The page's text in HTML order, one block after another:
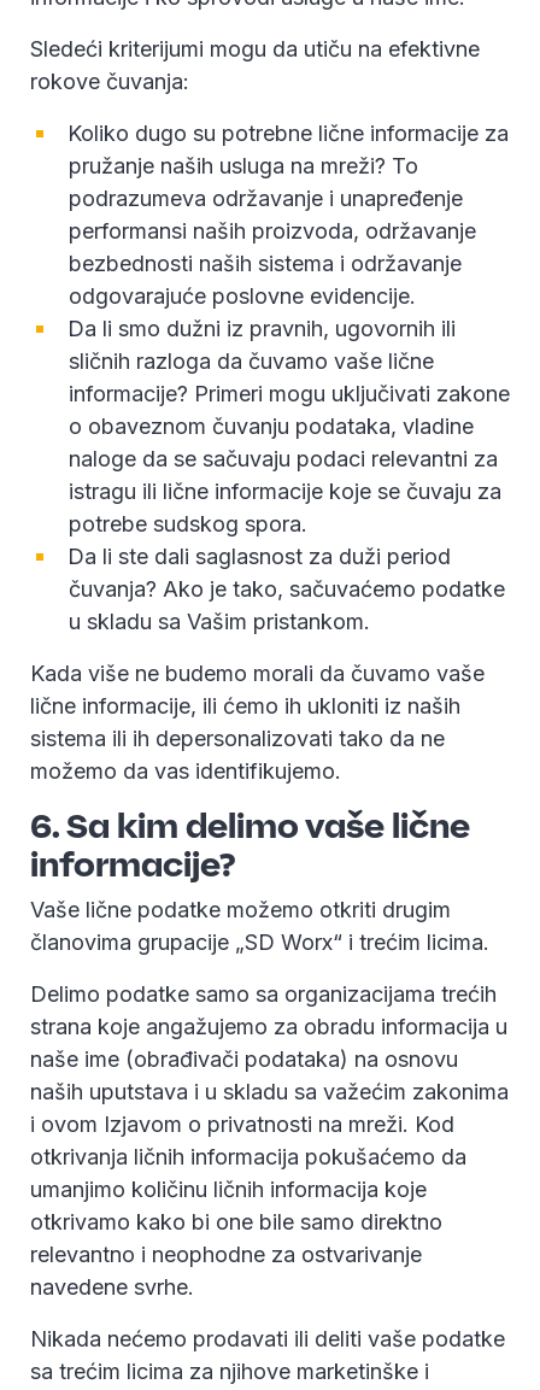
Sledeći kriterijumi mogu da utiču na efektivne
rokove čuvanja:
Koliko dugo su potrebne lične informacije za
pružanje naših usluga na mreži? To
podrazumeva održavanje i unapređenje
performansi naših proizvoda, održavanje
bezbednosti naših sistema i održavanje
odgovarajuće poslovne evidencije.
Da li smo dužni iz pravnih, ugovornih ili
sličnih razloga da čuvamo vaše lične
informacije? Primeri mogu uključivati zakone
o obaveznom čuvanju podataka, vladine
naloge da se sačuvaju podaci relevantni za
istragu ili lične informacije koje se čuvaju za
potrebe sudskog spora.
Da li ste dali saglasnost za duži period
čuvanja? Ako je tako, sačuvaćemo podatke
u skladu sa Vašim pristankom.
Kada više ne budemo morali da čuvamo vaše
lične informacije, ili ćemo ih ukloniti iz naših
sistema ili ih depersonalizovati tako da ne
možemo da vas identifikujemo.
6. Sa kim delimo vaše lične
informacije?
Vaše lične podatke možemo otkriti drugim
članovima grupacije „SD Worx“ i trećim licima.
Delimo podatke samo sa organizacijama trećih
strana koje angažujemo za obradu informacija u
naše ime (obrađivači podataka) na osnovu
naših uputstava i u skladu sa važećim zakonima
i ovom Izjavom o privatnosti na mreži. Kod
otkrivanja ličnih informacija pokušaćemo da
umanjimo količinu ličnih informacija koje
otkrivamo kako bi one bile samo direktno
relevantno i neophodne za ostvarivanje
navedene svrhe.
Nikada nećemo prodavati ili deliti vaše podatke
sa trećim licima za njihove marketinške i